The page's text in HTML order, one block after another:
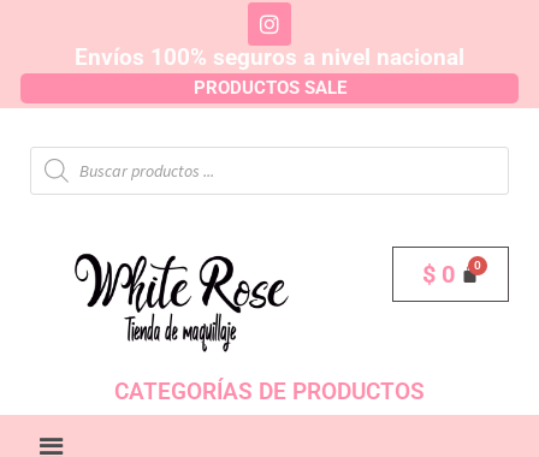
Envíos 100% seguros a nivel nacional
PRODUCTOS SALE
$ 0
CATEGORÍAS DE PRODUCTOS